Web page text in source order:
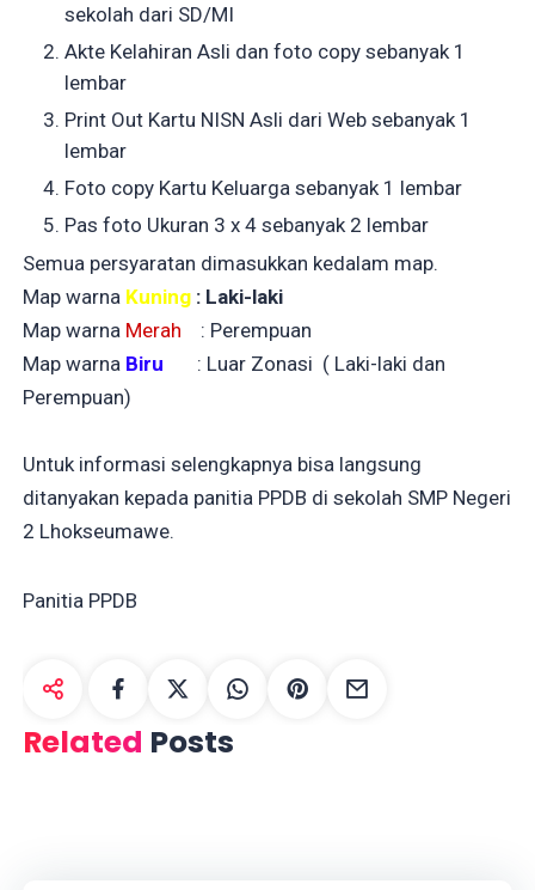
sekolah dari SD/MI
Akte Kelahiran Asli dan foto copy sebanyak 1
lembar
Print Out Kartu NISN Asli dari Web sebanyak 1
lembar
Foto copy Kartu Keluarga sebanyak 1 lembar
Pas foto Ukuran 3 x 4 sebanyak 2 lembar
Semua persyaratan dimasukkan kedalam map.
Map warna Kuning : Laki-laki
Map warna Merah : Perempuan
Map warna Biru : Luar Zonasi ( Laki-laki dan
Perempuan)
Untuk informasi selengkapnya bisa langsung
ditanyakan kepada panitia PPDB di sekolah SMP Negeri
2 Lhokseumawe.
Panitia PPDB
Related Posts